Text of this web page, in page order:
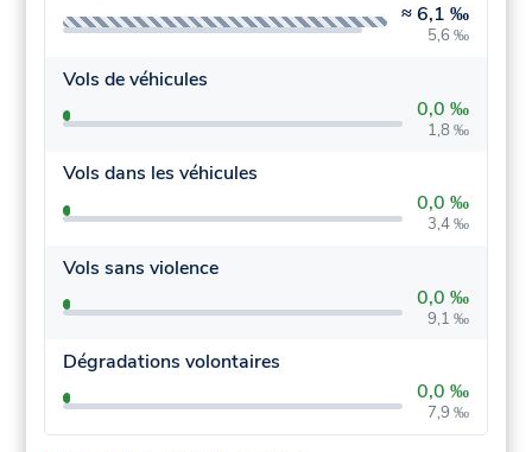
≈6,1 ‰
5,6 ‰
Vols de véhicules
0,0 ‰
1,8 ‰
Vols dans les véhicules
0,0 ‰
3,4 ‰
Vols sans violence
0,0 ‰
9,1 ‰
Dégradations volontaires
0,0 ‰
7,9 ‰